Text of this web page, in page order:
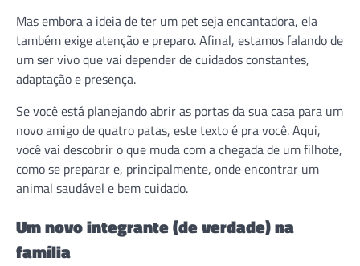
Mas embora a ideia de ter um pet seja encantadora, ela
também exige atenção e preparo. Afinal, estamos falando de
um ser vivo que vai depender de cuidados constantes,
adaptação e presença.
Se você está planejando abrir as portas da sua casa para um
novo amigo de quatro patas, este texto é pra você. Aqui,
você vai descobrir o que muda com a chegada de um filhote,
como se preparar e, principalmente, onde encontrar um
animal saudável e bem cuidado.
Um novo integrante (de verdade) na
família